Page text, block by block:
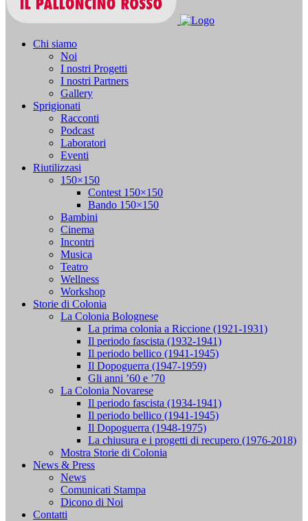
Chi siamo
Noi
I nostri Progetti
I nostri Partners
Gallery
Sprigionati
Racconti
Podcast
Laboratori
Eventi
Riutilizzasi
150×150
Contest 150×150
Bando 150×150
Bambini
Cinema
Incontri
Musica
Teatro
Wellness
Workshop
Storie di Colonia
La Colonia Bolognese
La prima colonia a Riccione (1921-1931)
Il periodo fascista (1932-1941)
Il periodo bellico (1941-1945)
Il Dopoguerra (1947-1959)
Gli anni ’60 e ’70
La Colonia Novarese
Il periodo fascista (1934-1941)
Il periodo bellico (1941-1945)
Il Dopoguerra (1948-1975)
La chiusura e i progetti di recupero (1976-2018)
Mostra Storie di Colonia
News & Press
News
Comunicati Stampa
Dicono di Noi
Contatti